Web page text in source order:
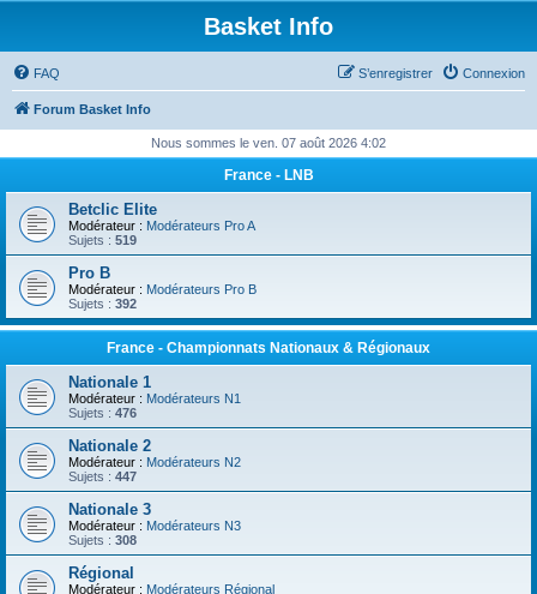
Basket Info
FAQ Connexion
S’enregistrer
Forum Basket Info
Nous sommes le ven. 07 août 2026 4:02
France - LNB
Betclic Elite
Modérateur : Modérateurs Pro A
Sujets : 519
Pro B
Modérateur : Modérateurs Pro B
Sujets : 392
France - Championnats Nationaux & Régionaux
Nationale 1
Modérateur : Modérateurs N1
Sujets : 476
Nationale 2
Modérateur : Modérateurs N2
Sujets : 447
Nationale 3
Modérateur : Modérateurs N3
Sujets : 308
Régional
Modérateur : Modérateurs Régional